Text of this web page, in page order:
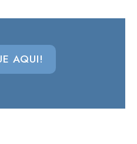
AQUI!